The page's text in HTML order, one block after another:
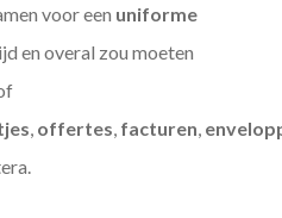
voor een uniforme
en overal zou moeten
, offertes, facturen,